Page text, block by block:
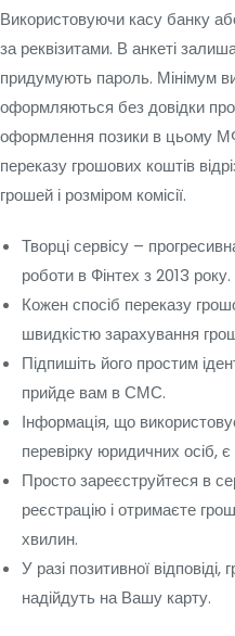
Використовуючи касу банку
за реквізитами. В анкеті
придумують пароль. Мінімум
оформляються без довідки
оформлення позики в цьому
переказу грошових коштів
грошей і розміром комісії.
Творці сервісу –
роботи в Фінтех з 2013 року.
Кожен спосіб переказу
швидкістю зарахування
Підпишіть його простим
прийде вам в СМС.
Інформація, що
перевірку юридичних осіб,
Просто зареєструйтеся в
реєстрацію і отримаєте
хвилин.
У разі позитивної
надійдуть на Вашу карту.